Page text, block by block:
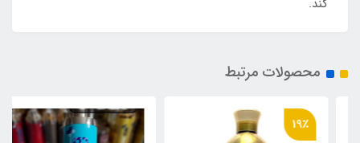
محصولات مرتبط
19٪